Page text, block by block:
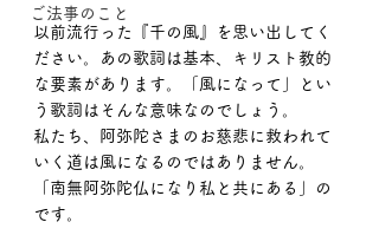
ご法事のこと
以前流行った『千の風』を思い出してく
ださい。あの歌詞は基本、キリスト教的
な要素があります。「風になって」とい
う歌詞はそんな意味なのでしょう。
私たち、阿弥陀さまのお慈悲に救われて
いく道は風になるのではありません。
「南無阿弥陀仏になり私と共にある」の
です。